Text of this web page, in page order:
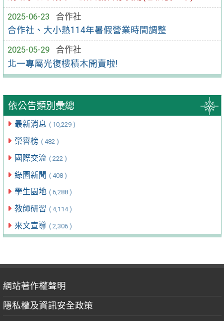
2025-06-23
合作社
合作社、大小熱114年暑假營業時間調整
2025-05-29
合作社
北一專屬光復樓積木開賣啦!
依公告類別彙總
最新消息 ( 10,229 )
榮譽榜 ( 482 )
國際交流 ( 222 )
綠園新聞 ( 408 )
學生園地 ( 6,288 )
教師研習 ( 4,114 )
來文宣導 ( 2,306 )
網站著作權聲明
隱私權及資訊安全政策